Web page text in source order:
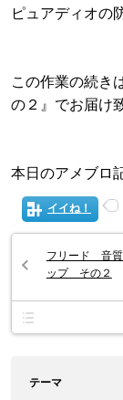
ピュアディオの
この作業の続
の２』でお届け
本日のアメブロ
イイね！
フリード 音質
ップ その２
テーマ